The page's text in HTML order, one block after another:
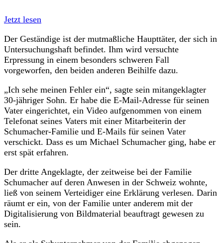
Jetzt lesen
Der Geständige ist der mutmaßliche Haupttäter, der sich in
Untersuchungshaft befindet. Ihm wird versuchte
Erpressung in einem besonders schweren Fall
vorgeworfen, den beiden anderen Beihilfe dazu.
„Ich sehe meinen Fehler ein“, sagte sein mitangeklagter
30-jähriger Sohn. Er habe die E-Mail-Adresse für seinen
Vater eingerichtet, ein Video aufgenommen von einem
Telefonat seines Vaters mit einer Mitarbeiterin der
Schumacher-Familie und E-Mails für seinen Vater
verschickt. Dass es um Michael Schumacher ging, habe er
erst spät erfahren.
Der dritte Angeklagte, der zeitweise bei der Familie
Schumacher auf deren Anwesen in der Schweiz wohnte,
ließ von seinem Verteidiger eine Erklärung verlesen. Darin
räumt er ein, von der Familie unter anderem mit der
Digitalisierung von Bildmaterial beauftragt gewesen zu
sein.